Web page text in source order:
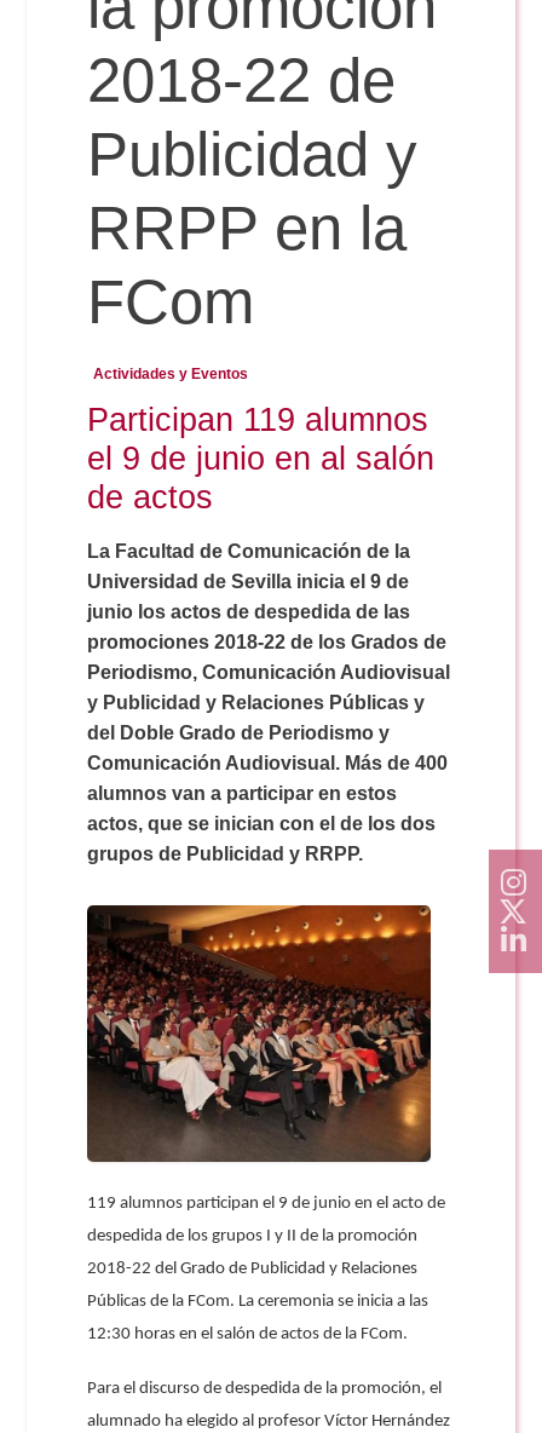
Reservas
Calendario Lectivo
Horarios
Periodismo
Comunicación Audiovisual
Doble Grado PER/CAV
Periodismo
Publicidad y RR.PP
Comunicación Audiovisual
Doble Grado PER/CAV
Secretaría Virtual
#miTFG
Boletines
2018-22 de
Publicidad y
RRPP en la
FCom
Actividades y Eventos
Participan 119 alumnos
el 9 de junio en al salón
de actos
La Facultad de Comunicación de la
Universidad de Sevilla inicia el 9 de
junio los actos de despedida de las
promociones 2018-22 de los Grados de
Periodismo, Comunicación Audiovisual
y Publicidad y Relaciones Públicas y
del Doble Grado de Periodismo y
Comunicación Audiovisual. Más de 400
alumnos van a participar en estos
actos, que se inician con el de los dos
grupos de Publicidad y RRPP.
119 alumnos participan el 9 de junio en el acto de
despedida de los grupos I y II de la promoción
2018-22 del Grado de Publicidad y Relaciones
Públicas de la FCom. La ceremonia se inicia a las
12:30 horas en el salón de actos de la FCom.
Para el discurso de despedida de la promoción, el
alumnado ha elegido al profesor Víctor Hernández